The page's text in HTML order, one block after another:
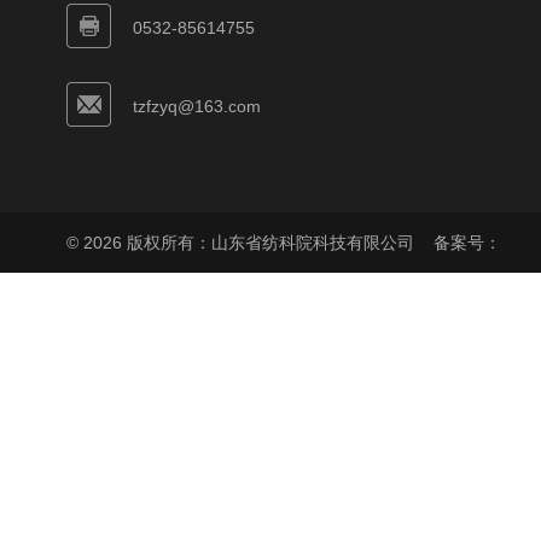
0532-85614755
tzfzyq@163.com
© 2026 版权所有：山东省纺科院科技有限公司 备案号：